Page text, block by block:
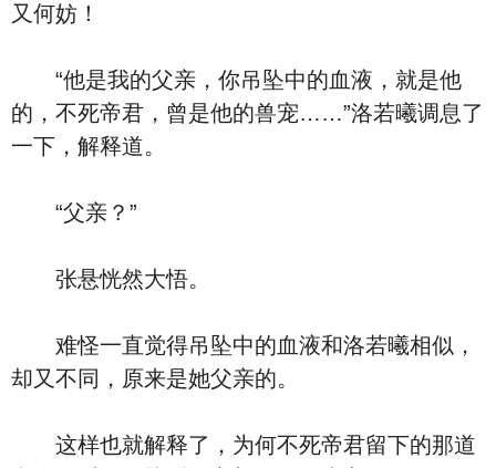
又何妨！
“他是我的父亲，你吊坠中的血液，就是他
的，不死帝君，曾是他的兽宠……”洛若曦调息了
一下，解释道。
“父亲？”
张悬恍然大悟。
难怪一直觉得吊坠中的血液和洛若曦相似，
却又不同，原来是她父亲的。
这样也就解释了，为何不死帝君留下的那道